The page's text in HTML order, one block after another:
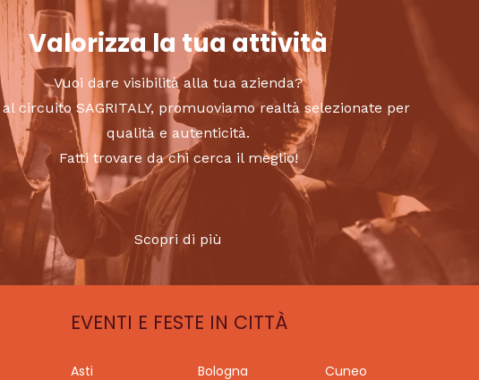
Valorizza la tua attività
Vuoi dare visibilità alla tua azienda?
circuito SAGRITALY, promuoviamo realtà selezionate per
qualità e autenticità.
Fatti trovare da chi cerca il meglio!
Scopri di più
EVENTI E FESTE IN CITTÀ
Asti Bologna
Cuneo